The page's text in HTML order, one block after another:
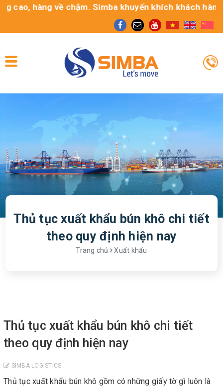
về chậm. Simba khuyến khích khách hàng sử
Thủ tục xuất khẩu bún khô chi tiết
theo quy định hiện nay
Trang chủ Xuất khẩu
Thủ tục xuất khẩu bún khô chi tiết
theo quy định hiện nay
SIMBA LOGISTICS
Thủ tục xuất khẩu bún khô gồm có những giấy tờ gì luôn là